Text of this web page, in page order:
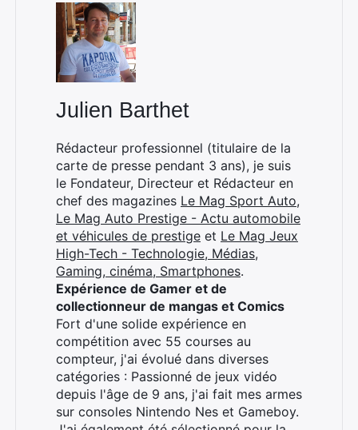
Julien Barthet
Rédacteur professionnel (titulaire de la
carte de presse pendant 3 ans), je suis
le Fondateur, Directeur et Rédacteur en
chef des magazines Le Mag Sport Auto,
Le Mag Auto Prestige - Actu automobile
et véhicules de prestige et Le Mag Jeux
High-Tech - Technologie, Médias,
Gaming, cinéma, Smartphones.
Expérience de Gamer et de
collectionneur de mangas et Comics
Fort d'une solide expérience en
compétition avec 55 courses au
compteur, j'ai évolué dans diverses
catégories : Passionné de jeux vidéo
depuis l'âge de 9 ans, j'ai fait mes armes
sur consoles Nintendo Nes et Gameboy.